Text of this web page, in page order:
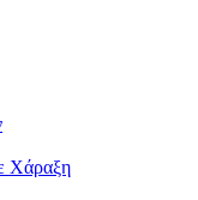
Χάραξη